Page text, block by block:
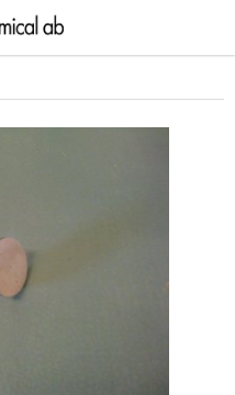
i varukorgen